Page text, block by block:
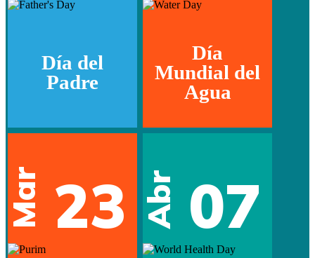
Día del
Padre
Día
Mundial del
Agua
Mar 23 Abr 07